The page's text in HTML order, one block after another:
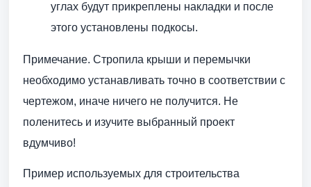
углах будут прикреплены накладки и после
этого установлены подкосы.
Примечание. Стропила крыши и перемычки
необходимо устанавливать точно в соответствии с
чертежом, иначе ничего не получится. Не
поленитесь и изучите выбранный проект
вдумчиво!
Пример используемых для строительства